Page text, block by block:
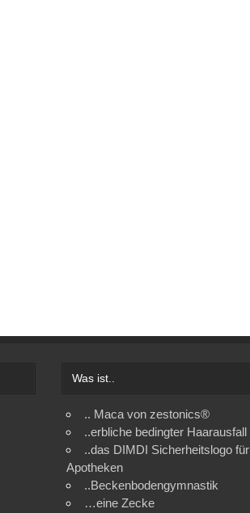
Was ist..
.. Maca von zestonics®
..erbliche bedingter Haarausfall
..das DIMDI Sicherheitslogo für
Apotheken
..Beckenbodengymnastik
…eine Zecke